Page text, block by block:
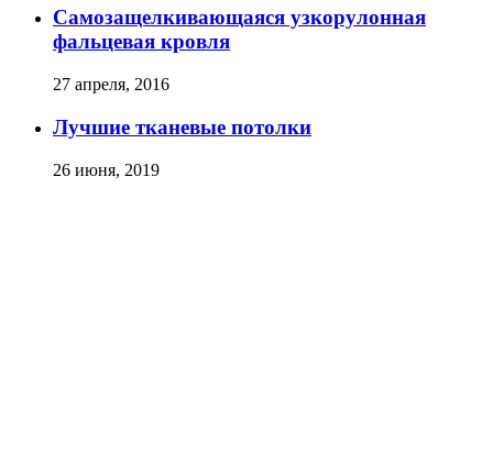
Самозащелкивающаяся узкорулонная
фальцевая кровля
27 апреля, 2016
Лучшие тканевые потолки
26 июня, 2019